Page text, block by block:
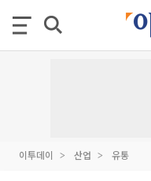
이투데이 산업 유통